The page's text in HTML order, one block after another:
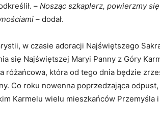
– Nosząc szkaplerz, powierzmy
– dodał.
w czasie adoracji Najświętszego
się Najświętszej Maryi Panny z Góry
różańcowa, która od tego dnia będzie
Co roku nowenna poprzedzająca
Karmelu wielu mieszkańców Przemyśla